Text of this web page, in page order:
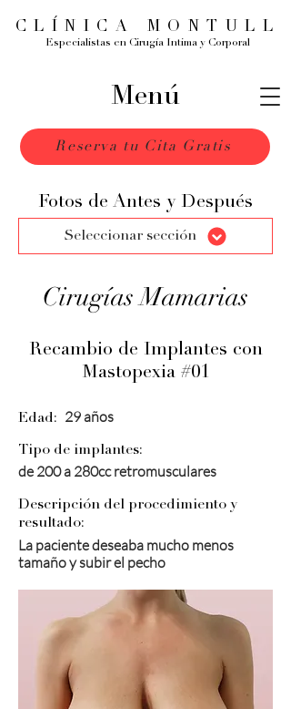
Reserva tu Cita Gratis
CLÍNICA MONTULL
Especialistas en Cirugía Intima y Corporal
Menú
Fotos de Antes y Después
Seleccionar sección
Cirugías Mamarias
Recambio de Implantes con
Mastopexia #01
Edad: 29 años
Tipo de implantes:
de 200 a 280cc retromusculares
Descripción del procedimiento y
resultado:
La paciente deseaba mucho menos
tamaño y subir el pecho